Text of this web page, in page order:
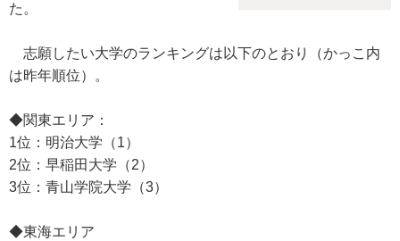
た。
志願したい大学のランキングは以下のとおり（かっこ内
は昨年順位）。
◆関東エリア：
1位：明治大学（1）
2位：早稲田大学（2）
3位：青山学院大学（3）
◆東海エリア